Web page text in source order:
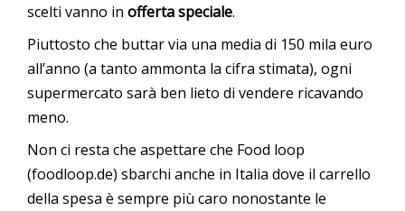
scelti vanno in offerta speciale.
Piuttosto che buttar via una media di 150 mila euro
all’anno (a tanto ammonta la cifra stimata), ogni
supermercato sarà ben lieto di vendere ricavando
meno.
Non ci resta che aspettare che Food loop
(foodloop.de) sbarchi anche in Italia dove il carrello
della spesa è sempre più caro nonostante le